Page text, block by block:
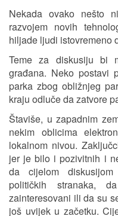
Nekada ovako nešto
razvojem novih
hiljade ljudi istovremeno
Teme za diskusiju bi
građana. Neko postavi
parka zbog obližnjeg
kraju odluče da zatvore
Štaviše, u zapadnim
nekim oblicima
lokalnom nivou.
jer je bilo i pozivitnih i
da cijelom
političkih stranaka,
zainteresovani ili da su
još uvijek u začetku.